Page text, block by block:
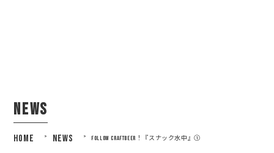
news
HOME > NEWS > FOLLOW CRAFTBEER！『スナック水中』①